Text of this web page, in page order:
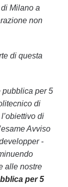
Milano a
non
di questa
pubblica per 5
di
di
Avviso
-
alle nostre
per 5